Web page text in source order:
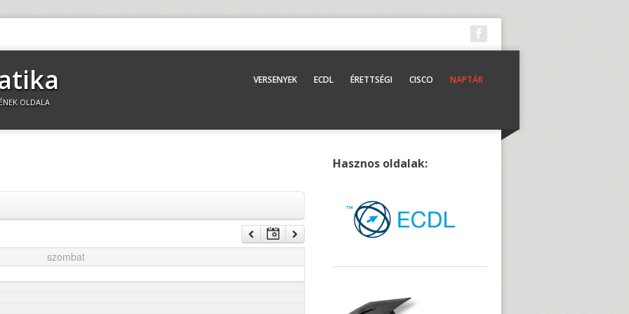
OLDALA
VERSENYEK ECDL ÉRETTSÉGI CISCO NAPTÁR
szombat
Hasznos oldalak: